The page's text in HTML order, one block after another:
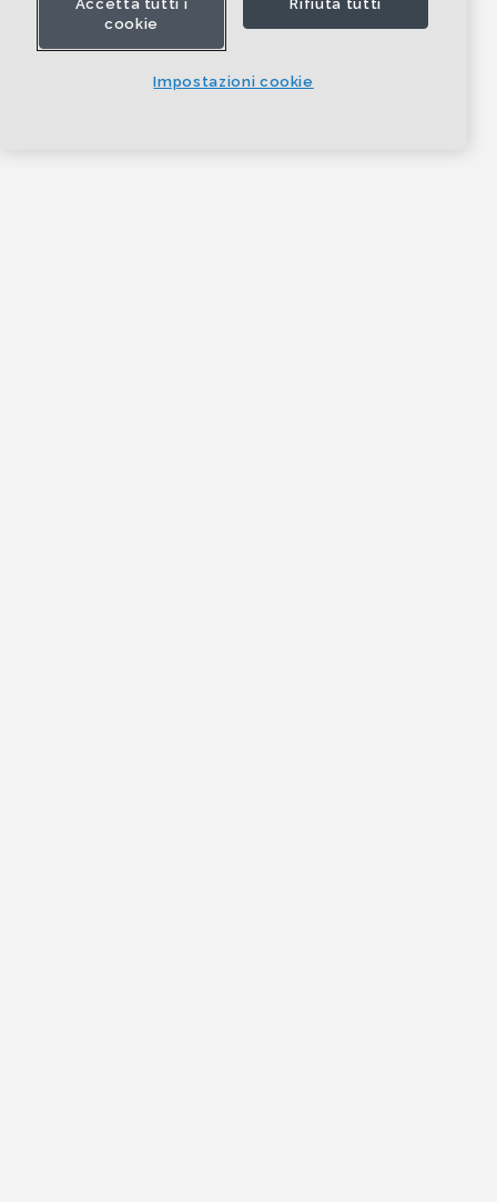
Accetta tutti i
cookie
Rifiuta tutti
Impostazioni cookie